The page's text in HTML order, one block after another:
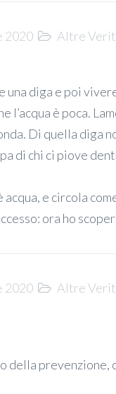
2020 Altre
una diga e poi
l’acqua è poca.
Di quella diga
di chi ci piove
acqua, e circola
ora ho
2020 Altre
della prevenzione,